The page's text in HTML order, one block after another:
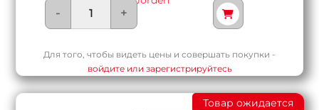
- +
Для того, чтобы видеть цены и совершать покупки -
войдите или зарегистрируйтесь
Товар ожидается